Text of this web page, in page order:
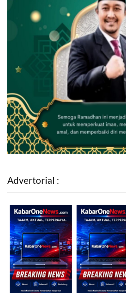
Advertorial :